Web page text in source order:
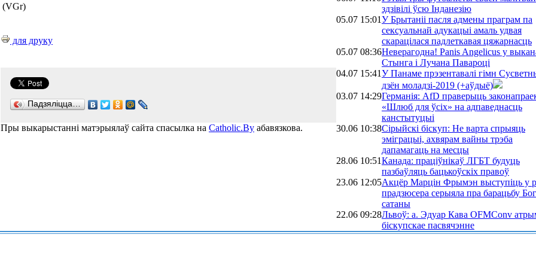
(VGr)
для друку
Падзяліцца…
Пры выкарыстанні матэрыялаў сайта спасылка на Catholic.By абавязкова.
здзівілі ўсю Інданезію
05.07 15:01У Брытаніі пасля адмены праграм па
сексуальнай адукацыі амаль удвая
скарацілася падлеткавая цяжарнасць
05.07 08:36Неверагодна! Panis Angelicus у
Стынга і Лучана Павароці
04.07 15:41У Панаме прэзентавалі гімн
дзён моладзі-2019 (+аўдыё)
03.07 14:29Германія: AfD праверыць
«Шлюб для ўсіх» на адпаведнасць
канстытуцыі
30.06 10:38Сірыйскі біскуп: Не варта спрыяць
эміграцыі, ахвярам вайны трэба
дапамагаць на месцы
28.06 10:51Канада: праціўнікаў ЛГБТ будуць
пазбаўляць бацькоўскіх правоў
23.06 12:05Акцёр Марцін Фрымэн выступіць у
прадзюсера серыяла пра барацьбу
сатаны
22.06 09:28Львоў: а. Эдуар Кава OFMConv
біскупскае пасвячэнне